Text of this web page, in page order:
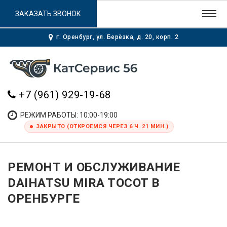
г. Оренбург, ул. Берёзка, д. 20, корп. 2
+7 (961) 929-19-68
РЕЖИМ РАБОТЫ: 10:00-19:00
ЗАКРЫТО (ОТКРОЕМСЯ ЧЕРЕЗ 6 Ч. 21 МИН.)
ЗАКАЗАТЬ ЗВОНОК
РЕМОНТ И ОБСЛУЖИВАНИЕ
DAIHATSU MIRA TOCOT В
ОРЕНБУРГЕ